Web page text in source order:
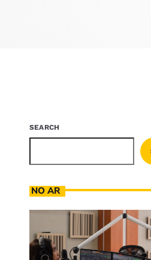
SEARCH
NO AR